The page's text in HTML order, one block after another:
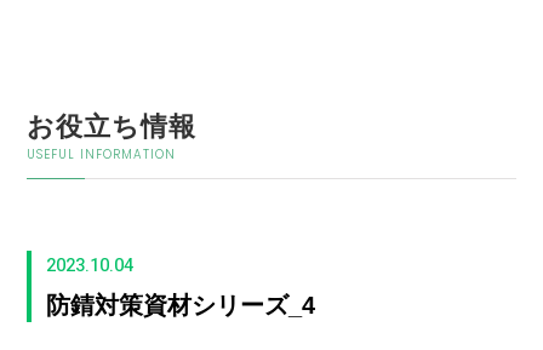
お役立ち情報
USEFUL INFORMATION
2023.10.04
防錆対策資材シリーズ_4